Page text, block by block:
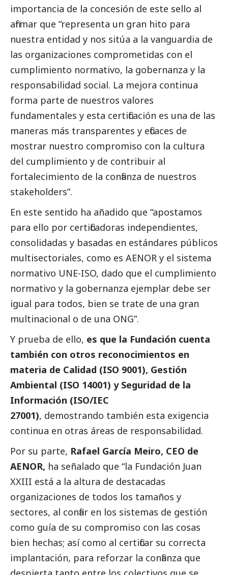
importancia de la concesión de este sello al
afirmar que “representa un gran hito para
nuestra entidad y nos sitúa a la vanguardia de
las organizaciones comprometidas con el
cumplimiento normativo, la gobernanza y la
responsabilidad social. La mejora continua
forma parte de nuestros valores
fundamentales y esta certificación es una de las
maneras más transparentes y eficaces de
mostrar nuestro compromiso con la cultura
del cumplimiento y de contribuir al
fortalecimiento de la confianza de nuestros
stakeholders”.
En este sentido ha añadido que “apostamos
para ello por certificadoras independientes,
consolidadas y basadas en estándares públicos
multisectoriales, como es AENOR y el sistema
normativo UNE-ISO, dado que el cumplimiento
normativo y la gobernanza ejemplar debe ser
igual para todos, bien se trate de una gran
multinacional o de una ONG”.
Y prueba de ello, es que la Fundación cuenta
también con otros reconocimientos en
materia de Calidad (ISO 9001), Gestión
Ambiental (ISO 14001) y Seguridad de la
Información (ISO/IEC
27001), demostrando también esta exigencia
continua en otras áreas de responsabilidad.
Por su parte, Rafael García Meiro, CEO de
AENOR, ha señalado que “la Fundación Juan
XXIII está a la altura de destacadas
organizaciones de todos los tamaños y
sectores, al confiar en los sistemas de gestión
como guía de su compromiso con las cosas
bien hechas; así como al certificar su correcta
implantación, para reforzar la confianza que